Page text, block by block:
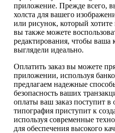
приложение. Прежде всего,
холста для вашего
или рисунок, который хотите
вы также можете
редактирования, чтобы ваша
выглядели идеально.
Оплатить заказ вы можете
приложении, используя
предлагаем надежные
безопасность ваших
оплаты ваш заказ поступит
типография приступит к
используя современные
для обеспечения высокого